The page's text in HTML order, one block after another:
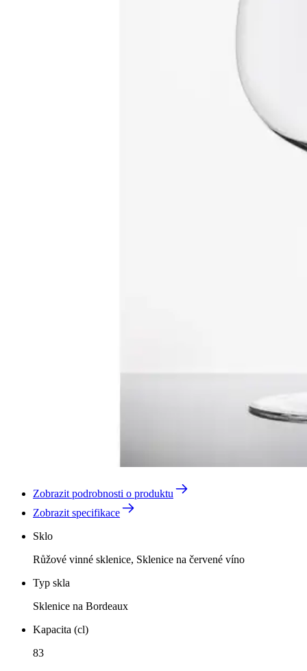
Zobrazit podrobnosti o produktu
Zobrazit specifikace
Sklo
Růžové vinné sklenice, Sklenice na červené víno
Typ skla
Sklenice na Bordeaux
Kapacita (cl)
83